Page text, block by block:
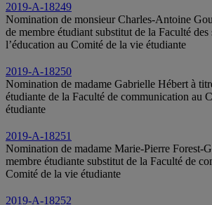
2019-A-18249
Nomination de monsieur Charles-Antoine
de membre étudiant substitut de la Faculté des
l’éducation au Comité de la vie étudiante
2019-A-18250
Nomination de madame Gabrielle Hébert à
étudiante de la Faculté de communication au
étudiante
2019-A-18251
Nomination de madame Marie-Pierre Forest-
membre étudiante substitut de la Faculté de
Comité de la vie étudiante
2019-A-18252